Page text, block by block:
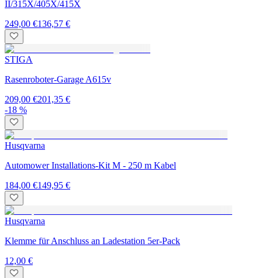
II/315X/405X/415X
249,00 €136,57 €
STIGA
Rasenroboter-Garage A615v
209,00 €201,35 €
-18 %
Husqvarna
Automower Installations-Kit M - 250 m Kabel
184,00 €149,95 €
Husqvarna
Klemme für Anschluss an Ladestation 5er-Pack
12,00 €